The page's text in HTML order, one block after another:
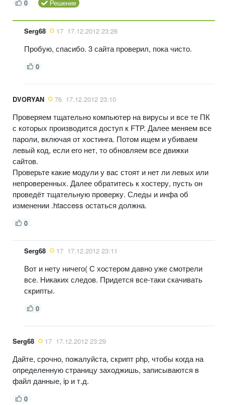
0 Решение
Serg68 17 17.12.2012 23:26
Пробую, спасибо. 3 сайта проверил, пока чисто.
0
DVORYAN 76 17.12.2012 23:10
Проверяем тщательно компьютер на вирусы и все те ПК
с которых производится доступ к FTP. Далее меняем все
пароли, включая от хостинга. Потом ищем и убиваем
левый код, если его нет, то обновляем все движки
сайтов.
Проверьте какие модули у вас стоят и нет ли левых или
непроверенных. Далее обратитесь к хостеру, пусть он
проведёт тщательную проверку. Следы и инфа об
изменении .htaccess остаться должна.
0
Serg68 17 17.12.2012 23:11
Вот и нету ничего( С хостером давно уже смотрели
все. Никаких следов. Придется все-таки скачивать
скрипты.
0
Serg68 17 17.12.2012 23:29
Дайте, срочно, пожалуйста, скрипт php, чтобы когда на
определенную страницу заходжишь, записываются в
файл данные, ip и т.д.
0